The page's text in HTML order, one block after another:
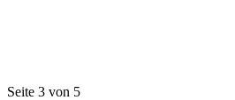
Seite 3 von 5